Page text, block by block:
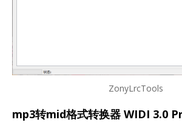
ZonyLrcTools
mp3转mid格式转换器 WIDI 3.0